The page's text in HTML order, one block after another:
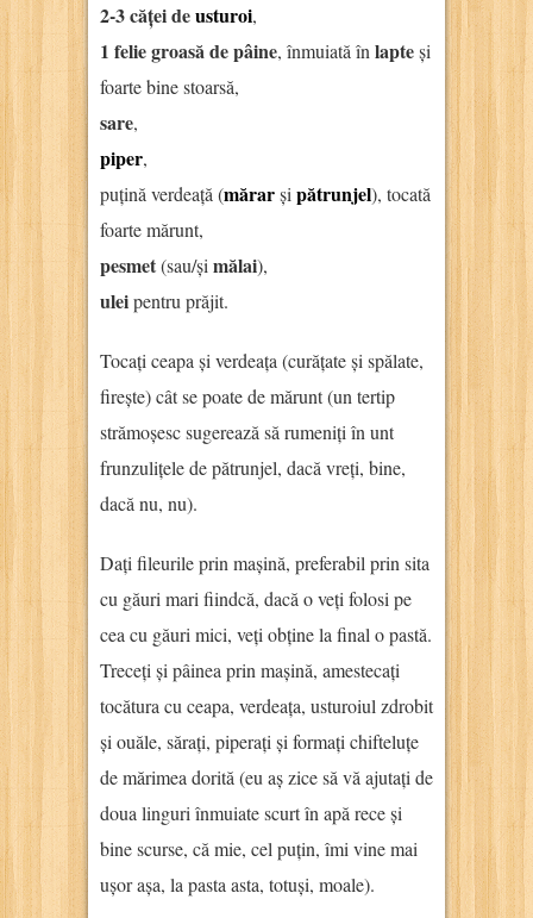
2-3 căței deusturoi,
1 felie groasă de pâine, înmuiată în lapteși
foarte bine stoarsă,
sare,
piper,
puțină verdeață (mărarși pătrunjel), tocată
foarte mărunt,
pesmet(sau/și mălai),
uleipentru prăjit.
Tocați ceapa și verdeața (curățate și spălate,
firește) cât se poate de mărunt (un tertip
strămoșesc sugerează să rumeniți în unt
frunzulițele de pătrunjel, dacă vreți, bine,
dacă nu, nu).
Dați fileurile prin mașină, preferabil prin sita
cu găuri mari fiindcă, dacă o veți folosi pe
cea cu găuri mici, veți obține la final o pastă.
Treceți și pâinea prin mașină, amestecați
tocătura cu ceapa, verdeața, usturoiul zdrobit
și ouăle, sărați, piperați și formați chifteluțe
de mărimea dorită (eu aș zice să vă ajutați de
doua linguri înmuiate scurt în apă rece și
bine scurse, că mie, cel puțin, îmi vine mai
ușor așa, la pasta asta, totuși, moale).